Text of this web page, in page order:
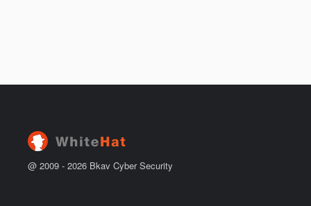
@ 2009 - 2026 Bkav Cyber Security